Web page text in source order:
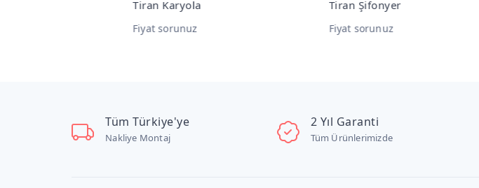
Tiran Karyola
Fiyat sorunuz
Tiran Şifonyer
Fiyat sorunuz
Tüm Türkiye'ye
Nakliye Montaj
2 Yıl Garanti
Tüm Ürünlerimizde